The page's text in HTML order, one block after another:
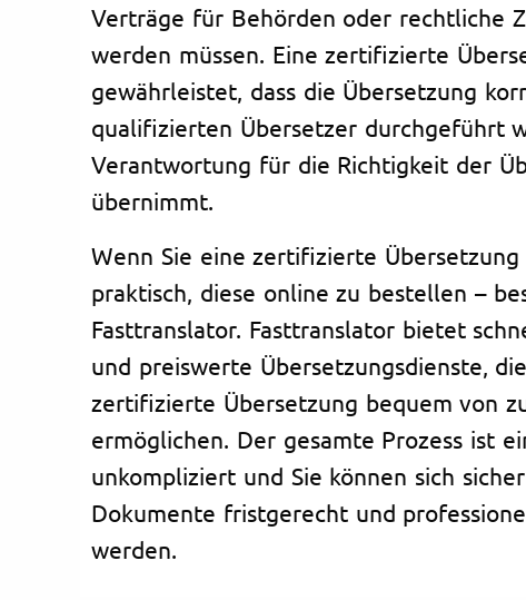
Verträge für Behörden oder rechtliche
werden müssen. Eine zertifizierte
gewährleistet, dass die Übersetzung
qualifizierten Übersetzer durchgeführt
Verantwortung für die Richtigkeit der
übernimmt.
Wenn Sie eine zertifizierte
praktisch, diese online zu bestellen –
Fasttranslator. Fasttranslator bietet
und preiswerte Übersetzungsdienste,
zertifizierte Übersetzung bequem von
ermöglichen. Der gesamte Prozess ist
unkompliziert und Sie können sich
Dokumente fristgerecht und
werden.